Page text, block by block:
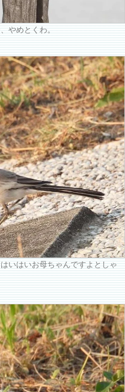
やめとくわ。
いはいお母ちゃんですよとしゃ